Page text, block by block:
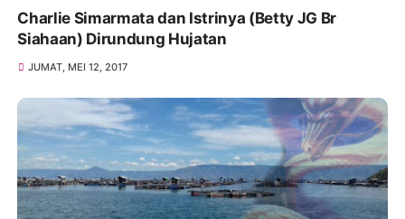
Charlie Simarmata dan Istrinya (Betty JG Br
Siahaan) Dirundung Hujatan
JUMAT, MEI 12, 2017